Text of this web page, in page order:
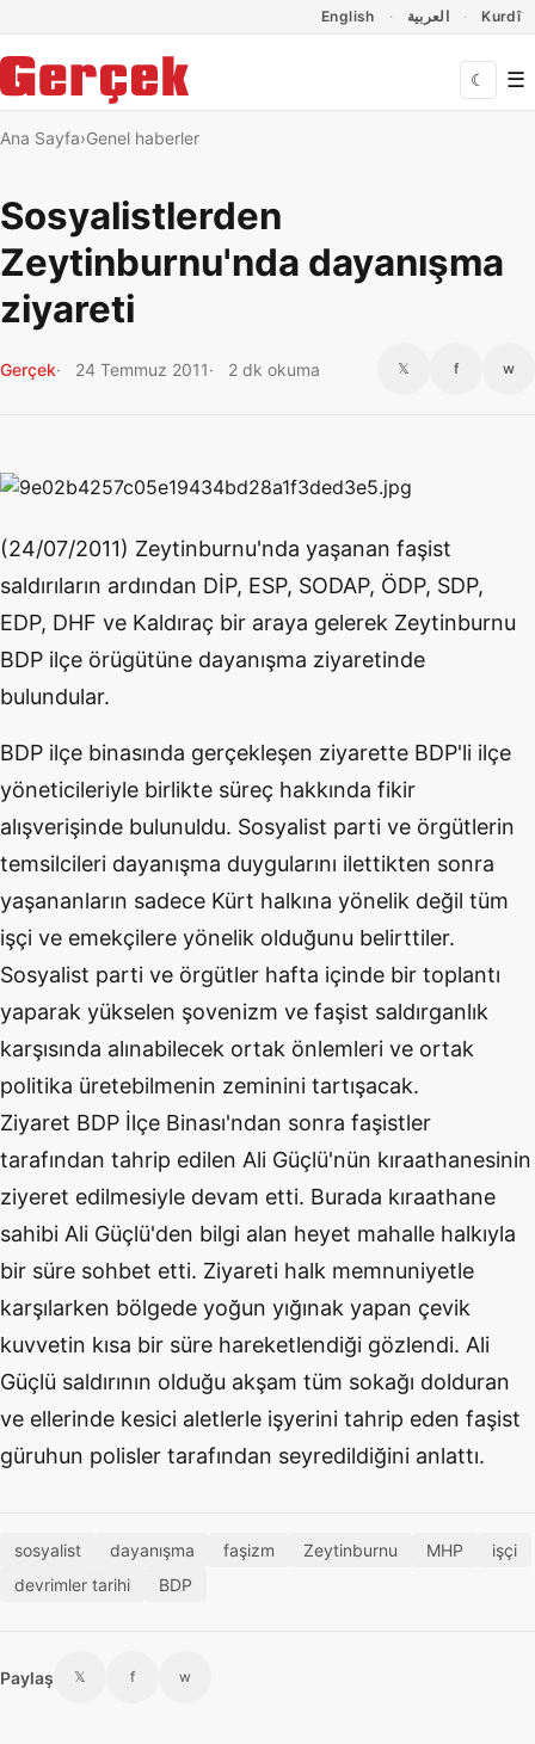
English العربية Kurdî
☾ ☰
Ana Sayfa Genel haberler
Sosyalistlerden
Zeytinburnu'nda dayanışma
ziyareti
Gerçek 24 Temmuz 2011 2 dk okuma 𝕏 f w
(24/07/2011) Zeytinburnu'nda yaşanan faşist
saldırıların ardından DİP, ESP, SODAP, ÖDP, SDP,
EDP, DHF ve Kaldıraç bir araya gelerek Zeytinburnu
BDP ilçe örügütüne dayanışma ziyaretinde
bulundular.
BDP ilçe binasında gerçekleşen ziyarette BDP'li ilçe
yöneticileriyle birlikte süreç hakkında fikir
alışverişinde bulunuldu. Sosyalist parti ve örgütlerin
temsilcileri dayanışma duygularını ilettikten sonra
yaşananların sadece Kürt halkına yönelik değil tüm
işçi ve emekçilere yönelik olduğunu belirttiler.
Sosyalist parti ve örgütler hafta içinde bir toplantı
yaparak yükselen şovenizm ve faşist saldırganlık
karşısında alınabilecek ortak önlemleri ve ortak
politika üretebilmenin zeminini tartışacak.
Ziyaret BDP İlçe Binası'ndan sonra faşistler
tarafından tahrip edilen Ali Güçlü'nün kıraathanesinin
ziyeret edilmesiyle devam etti. Burada kıraathane
sahibi Ali Güçlü'den bilgi alan heyet mahalle halkıyla
bir süre sohbet etti. Ziyareti halk memnuniyetle
karşılarken bölgede yoğun yığınak yapan çevik
kuvvetin kısa bir süre hareketlendiği gözlendi. Ali
Güçlü saldırının olduğu akşam tüm sokağı dolduran
ve ellerinde kesici aletlerle işyerini tahrip eden faşist
güruhun polisler tarafından seyredildiğini anlattı.
sosyalist dayanışma faşizm Zeytinburnu MHP
işçi
devrimler tarihi
BDP
Paylaş 𝕏 f w